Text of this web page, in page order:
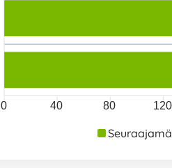
120
80
40
0